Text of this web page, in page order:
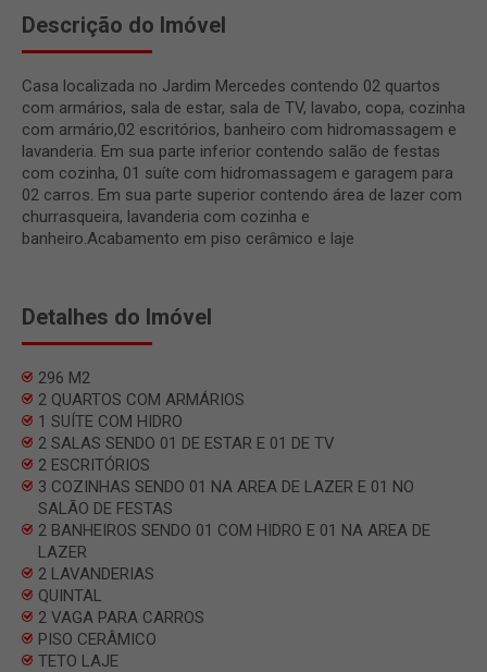
Descrição do Imóvel
Casa localizada no Jardim Mercedes contendo 02 quartos
com armários, sala de estar, sala de TV, lavabo, copa, cozinha
com armário,02 escritórios, banheiro com hidromassagem e
lavanderia. Em sua parte inferior contendo salão de festas
com cozinha, 01 suíte com hidromassagem e garagem para
02 carros. Em sua parte superior contendo área de lazer com
churrasqueira, lavanderia com cozinha e
banheiro.Acabamento em piso cerâmico e laje
Detalhes do Imóvel
296 M2
2 QUARTOS COM ARMÁRIOS
1 SUÍTE COM HIDRO
2 SALAS SENDO 01 DE ESTAR E 01 DE TV
2 ESCRITÓRIOS
3 COZINHAS SENDO 01 NA AREA DE LAZER E 01 NO
SALÃO DE FESTAS
2 BANHEIROS SENDO 01 COM HIDRO E 01 NA AREA DE
LAZER
2 LAVANDERIAS
QUINTAL
2 VAGA PARA CARROS
PISO CERÂMICO
TETO LAJE